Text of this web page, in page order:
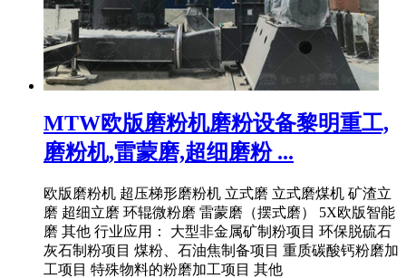
MTW欧版磨粉机磨粉设备黎明重工,
磨粉机,雷蒙磨,超细磨粉 ...
欧版磨粉机 超压梯形磨粉机 立式磨 立式磨煤机 矿渣立
磨 超细立磨 环辊微粉磨 雷蒙磨（摆式磨） 5X欧版智能
磨 其他 行业应用： 大型非金属矿制粉项目 环保脱硫石
灰石制粉项目 煤粉、石油焦制备项目 重质碳酸钙粉磨加
工项目 特殊物料的粉磨加工项目 其他